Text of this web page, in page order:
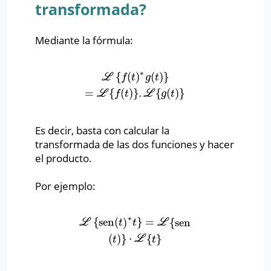
transformada?
Mediante la fórmula:
L {f(t)∗ g(t)}
= L{f(t)}. L{g(t)}
t)∗g( t)}=L{ f(t)}.L {
Es decir, basta con calcular la
transformada de las dos funciones y hacer
el producto.
Por ejemplo:
L {sen(t)∗t} = L{sen
(t)} ⋅ L{t}
L{ sen(t)∗t}=L{ sen(t)}⋅L{t}